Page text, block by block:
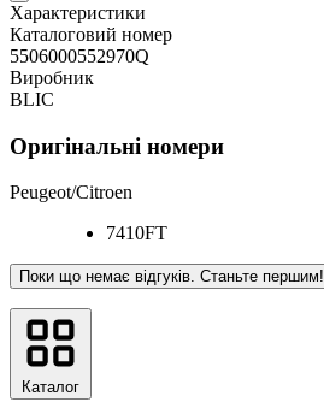
Характеристики
Каталоговий номер
5506000552970Q
Виробник
BLIC
Оригінальні номери
Peugeot/Citroen
7410FT
Поки що немає відгуків. Станьте першим!
Каталог